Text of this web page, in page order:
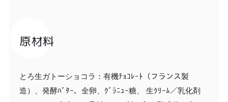
原材料
とろ生ガトーショコラ：有機ﾁｮｺﾚｰﾄ（フランス製
造）、発酵ﾊﾞﾀｰ、全卵、ｸﾞﾗﾆｭｰ糖、 生ｸﾘｰﾑ／乳化剤